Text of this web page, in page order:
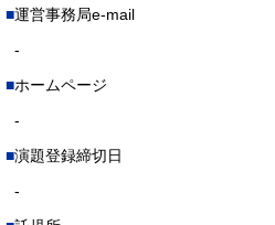
運営事務局e-mail
-
ホームページ
-
演題登録締切日
-